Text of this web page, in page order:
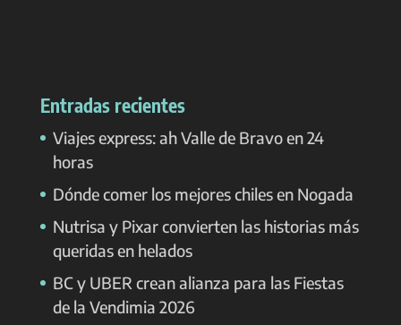
Entradas recientes
Viajes express: ah Valle de Bravo en 24
horas
Dónde comer los mejores chiles en Nogada
Nutrisa y Pixar convierten las historias más
queridas en helados
BC y UBER crean alianza para las Fiestas
de la Vendimia 2026